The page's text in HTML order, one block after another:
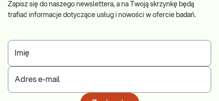
Zapisz się do naszego newslettera, a na Twoją skrzynkę będą
trafiać informacje dotyczące usług i nowości w ofercie badań.
Imię
Adres e-mail